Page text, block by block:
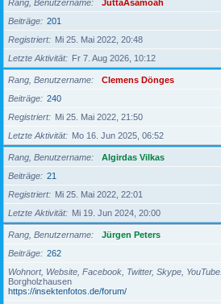
Rang, Benutzername
JuttaAsamoah
Beiträge
201
Registriert
Mi 25. Mai 2022, 20:48
Letzte Aktivität
Fr 7. Aug 2026, 10:12
Rang, Benutzername
Clemens Dönges
Beiträge
240
Registriert
Mi 25. Mai 2022, 21:50
Letzte Aktivität
Mo 16. Jun 2025, 06:52
Rang, Benutzername
Algirdas Vilkas
Beiträge
21
Registriert
Mi 25. Mai 2022, 22:01
Letzte Aktivität
Mi 19. Jun 2024, 20:00
Rang, Benutzername
Jürgen Peters
Beiträge
262
Wohnort, Website, Facebook, Twitter, Skype, YouTube
Borgholzhausen
https://insektenfotos.de/forum/